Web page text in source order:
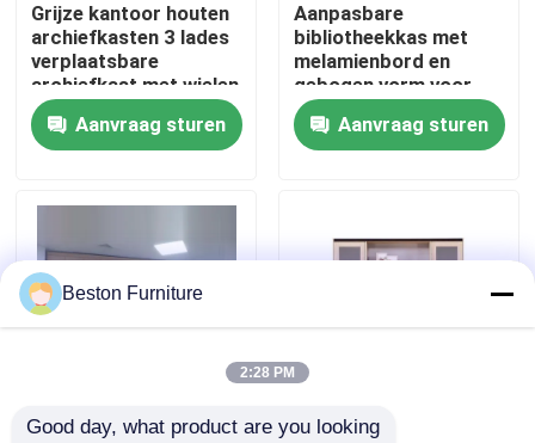
Kwaliteitscontrole
Neem contact met ons op
Nieuws
Gevallen
Bureau Werkstation Bureaus
Grijze kantoor houten
archiefkasten 3 lades
verplaatsbare
archiefkast met wielen
Aanvraag sturen
Aanpasbare
bibliotheekkas met
melamienbord en
gebogen vorm voor
kantooropslag
Aanvraag sturen
Gepersonaliseerde Hoog krabbestendige
Beston Furniture
2:28 PM
Good day, what product are you looking